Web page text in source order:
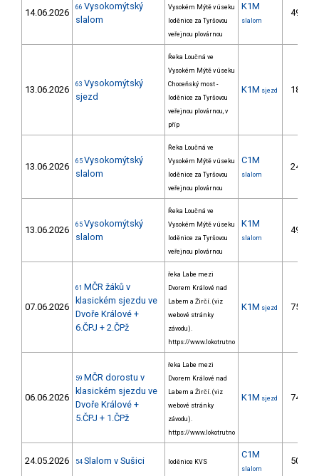
14.06.2026 66 Vysokomýtský
slalom
Vysokém Mýtě v úseku
loděnice za Tyršovou
veřejnou plovárnou
K1M
slalom
49.
13.06.2026 63 Vysokomýtský
sjezd
Řeka Loučná ve
Vysokém Mýtě v úseku
Choceňský most -
loděnice za Tyršovou
veřejnou plovárnou, v
příp
K1M sjezd 18.
13.06.2026 65 Vysokomýtský
slalom
Řeka Loučná ve
Vysokém Mýtě v úseku
loděnice za Tyršovou
veřejnou plovárnou
C1M
slalom
24.
13.06.2026 65 Vysokomýtský
slalom
Řeka Loučná ve
Vysokém Mýtě v úseku
loděnice za Tyršovou
veřejnou plovárnou
K1M
slalom
49.
07.06.2026
61 MČR žáků v
klasickém sjezdu ve
Dvoře Králové +
6.ČPJ + 2.ČPž
řeka Labe mezi
Dvorem Králové nad
Labem a Žirčí. (viz
webové stránky
závodu).
https://www.lokotrutno
K1M sjezd 75.
06.06.2026
59 MČR dorostu v
klasickém sjezdu ve
Dvoře Králové +
5.ČPJ + 1.ČPž
řeka Labe mezi
Dvorem Králové nad
Labem a Žirčí. (viz
webové stránky
závodu).
https://www.lokotrutno
K1M sjezd 74.
24.05.2026 54 Slalom v Sušici loděnice KVS
C1M
slalom
50.